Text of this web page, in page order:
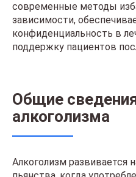
современные методы
зависимости,
конфиденциальность в
поддержку пациентов
Общие
алкоголизма
Алкоголизм развивается